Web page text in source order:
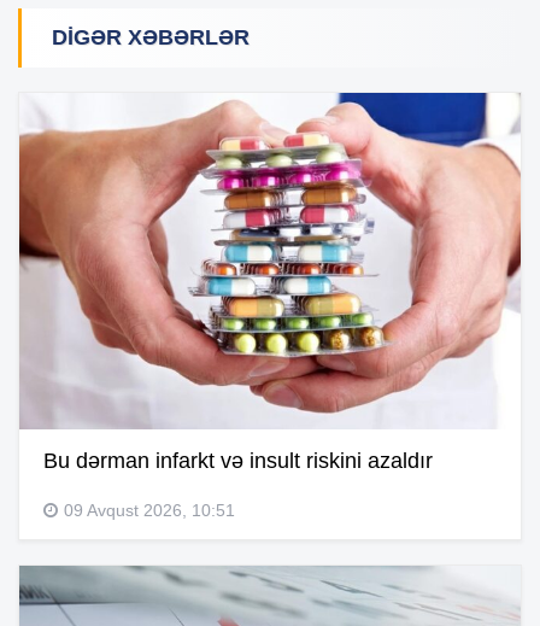
DIGƏR XƏBƏRLƏR
Bu dərman infarkt və insult riskini azaldır
09 Avqust 2026, 10:51